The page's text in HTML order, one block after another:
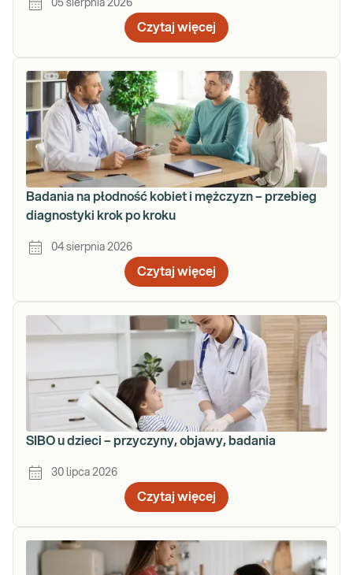
05 sierpnia 2026
Czytaj więcej
Badania na płodność kobiet i mężczyzn – przebieg
diagnostyki krok po kroku
04 sierpnia 2026
Czytaj więcej
SIBO u dzieci – przyczyny, objawy, badania
30 lipca 2026
Czytaj więcej